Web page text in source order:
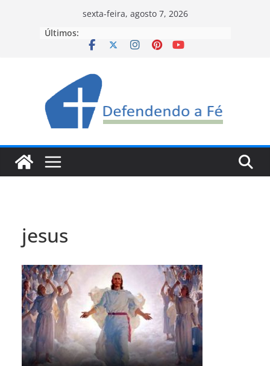
sexta-feira, agosto 7, 2026
Últimos:
jesus